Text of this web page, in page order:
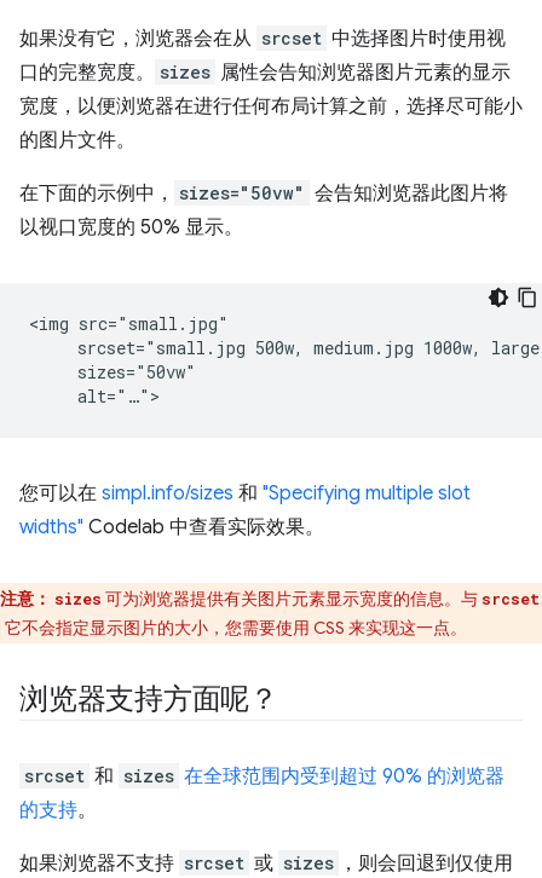
如果没有它，浏览器会在从 srcset 中选择图片时使用视
口的完整宽度。
sizes 属性会告知浏览器图片元素的显示
宽度，以便浏览器在进行任何布局计算之前，选择尽可能小
的图片文件。
在下面的示例中， sizes="50vw" 会告知浏览器此图片将
以视口宽度的 50% 显示。
<img src="small.jpg"
srcset="small.jpg 500w, medium.jpg 1000w,
     sizes="50vw"
您可以在 simpl.info/sizes 和 "Specifying multiple slot
widths" Codelab 中查看实际效果。
注意： sizes 可为浏览器提供有关图片元素显示宽度的信息。与 srcset
不会指定显示图片的大小，您需要使用 CSS 来实现这一点。
浏览器支持方面呢？
srcset 和 sizes 在全球范围内受到超过 90% 的浏览器
的支持。
如果浏览器不支持 srcset 或 sizes ，则会回退到仅使用